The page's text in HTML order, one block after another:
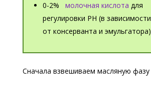
0-2% молочная кислота для
регулировки PH (в зависимости
от консерванта и эмульгатора)
Сначала взвешиваем масляную фазу